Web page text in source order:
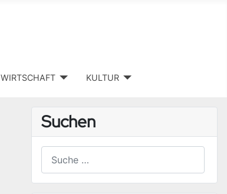
WIRTSCHAFT KULTUR
Suchen